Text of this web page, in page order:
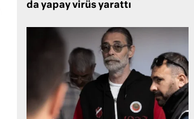
da yapay virüs yarattı